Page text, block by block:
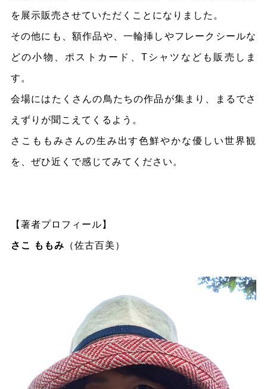
を展示販売させていただくことになりました。
その他にも、額作品や、一輪挿しやフレークシールな
どの小物、ポストカード、Tシャツなども販売しま
す。
会場にはたくさんの鳥たちの作品が集まり、まるでさ
えずりが聞こえてくるよう。
さこももみさんの生み出す色鮮やかな優しい世界観
を、ぜひ近くで感じてみてください。
【著者プロフィール】
さこ ももみ （佐古百美）